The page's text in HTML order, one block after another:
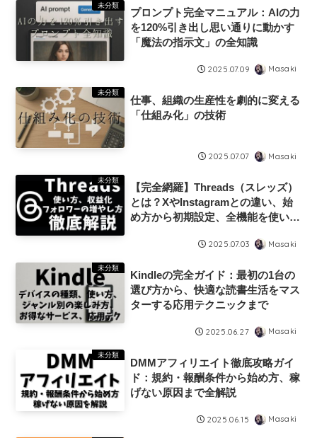
未分類
プロンプト完全マニュアル：AIの力
を120%引き出し思い通りに動かす
「魔法の指示文」の全知識
2025.07.09 Masaki
未分類
仕事、組織の生産性を劇的に変える
「仕組み化」の技術
2025.07.07 Masaki
未分類
【完全網羅】Threads（スレッズ）
とは？XやInstagramとの違い、始
め方から初期設定、全機能を使いこ
管理と連携、フォロワー増やしとバ
法
2025.07.03 Masaki
未分類
Kindleの完全ガイド：最初の1台の
選び方から、快適な読書生活をマス
ターする応用テクニックまで
2025.06.27 Masaki
未分類
DMMアフィリエイト徹底攻略ガイ
ド：規約・報酬条件から始め方、稼
げない原因まで全解説
2025.06.15 Masaki